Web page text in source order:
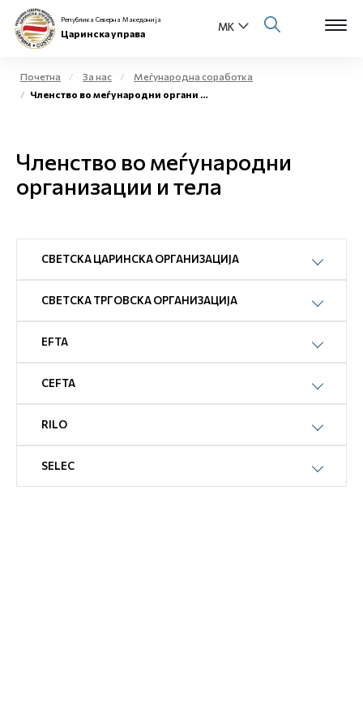
Физички лица
Бизнис заедница
Е-Царина
Медиа центар
Контакт
Е-Весник
Република Северна Македонија
Царинска управа
Почетна За нас
Меѓународна соработка
Членство во меѓународни органи и тела
Членство во меѓународни
организации и тела
СВЕТСКА ЦАРИНСКА ОРГАНИЗАЦИЈА
СВЕТСКА ТРГОВСКА ОРГАНИЗАЦИЈА
EFTA
CEFTA
RILO
SELEC